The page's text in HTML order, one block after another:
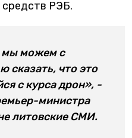
средств РЭБ.
мы можем с
сказать, что это
с курса дрон», -
министра
литовские СМИ.